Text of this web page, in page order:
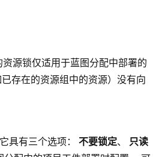
源锁仅适用于蓝图分配中部署的
存在的资源组中的资源）没有向
具有三个选项： 不要锁定、 只读